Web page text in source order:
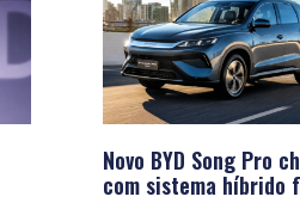
Novo BYD Song Pro
com sistema híbrido